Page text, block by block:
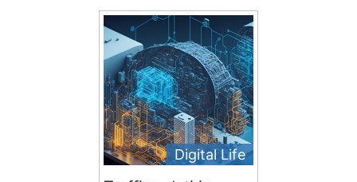
Digital Life